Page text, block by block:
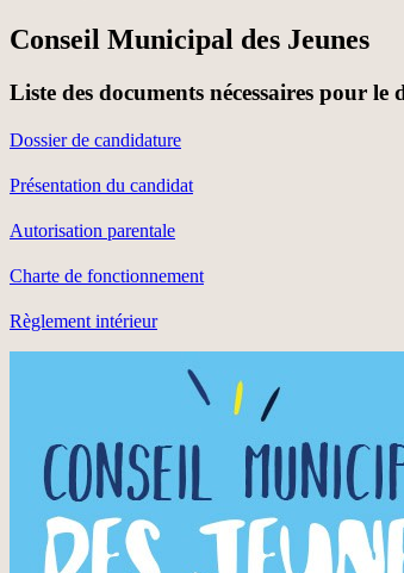
Conseil Municipal des Jeunes
Liste des documents nécessaires pour le
Dossier de candidature
Présentation du candidat
Autorisation parentale
Charte de fonctionnement
Règlement intérieur